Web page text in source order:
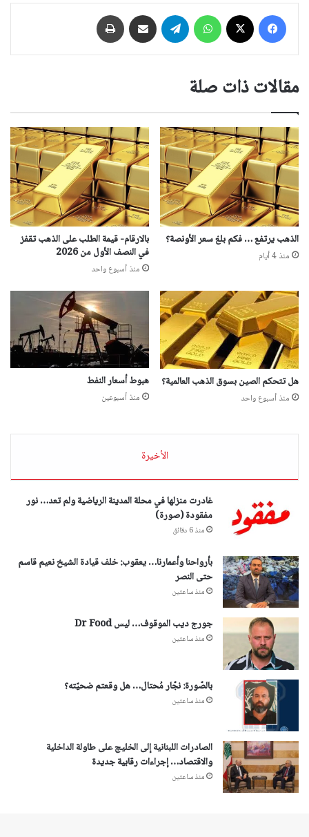
فيسبوك واتساب تيلقرام مشاركة عبر البريد
مقالات ذات صلة
الذهب يرتفع … فكم بلغ سعر الأونصة؟
منذ 4 أيام
بالارقام- قيمة الطلب على الذهب تقفز
في النصف الأول من 2026
منذ أسبوع واحد
هل تتحكم الصين بسوق الذهب العالمية؟
منذ أسبوع واحد
هبوط أسعار النفط
منذ أسبوعين
الأخيرة
غادرت منزلها في محلة المدينة الرياضية ولم تعد… نور
مفقودة (صورة)
منذ 6 دقائق
بأرواحنا وأعمارنا… يعقوب: خلف قيادة الشيخ نعيم قاسم
حتى النصر
منذ ساعتين
جورج ديب الموقوف… ليس Dr Food
منذ ساعتين
بالصّورة: نجّار مُحتال… هل وقعتم ضحيّته؟
منذ ساعتين
الصادرات اللبنانية إلى الخليج على طاولة الداخلية
والاقتصاد… إجراءات رقابية جديدة
منذ ساعتين